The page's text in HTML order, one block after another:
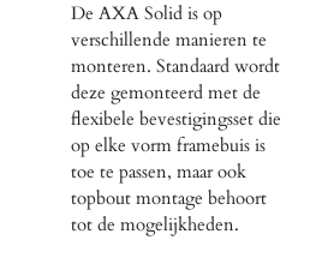
De AXA Solid is op
verschillende manieren te
monteren. Standaard wordt
deze gemonteerd met de
flexibele bevestigingsset die
op elke vorm framebuis is
toe te passen, maar ook
topbout montage behoort
tot de mogelijkheden.